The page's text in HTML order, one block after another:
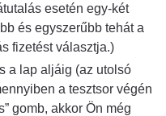
esetén egy-két
és egyszerűbb tehát a
fizetést választja.)
a lap aljáig (az utolsó
a tesztsor végén
gomb, akkor Ön még